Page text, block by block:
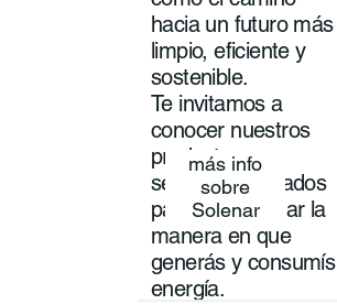
hacia un futuro más
limpio, eficiente y
sostenible.
Te invitamos a
conocer nuestros
productos y
servicios pensados
para transformar la
manera en que
generás y consumís
energía.
más info
sobre
Solenar